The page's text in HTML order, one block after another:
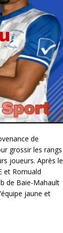
de
grossir les rangs
joueurs. Après le
et Romuald
de Baie-Mahault
jaune et